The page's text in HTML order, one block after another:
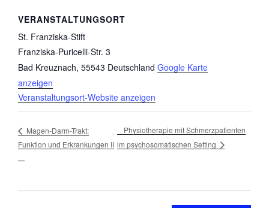
VERANSTALTUNGSORT
St. Franziska-Stift
Franziska-Puricelli-Str. 3
Bad Kreuznach, 55543 Deutschland Google Karte
anzeigen
Veranstaltungsort-Website anzeigen
Magen-Darm-Trakt:
Funktion und Erkrankungen II
Physiotherapie mit Schmerzpatienten
im psychosomatischen Setting